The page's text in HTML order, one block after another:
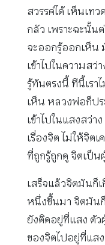
สวรรค์ได้ เห็นเท
กลัว เพราะฉะนั้น
จะออกรู้ออกเห็น
เข้าไปในความสว่
รู้ทันตรงนี้ ทีนี้เรา
เห็น หลวงพ่อก็ปร
เข้าไปในแสงสว่า
เรื่องจิต ไม่ให้จิต
ที่ถูกรู้ถูกดู จิตเป็น
เสร็จแล้วจิตมันก็
หนึ่งขึ้นมา จิตมัน
ยังติดอยู่ที่แสง ตัว
ของจิตไปอยู่ที่แส